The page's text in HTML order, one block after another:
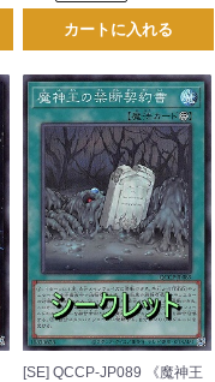
カートに入れる
[SE] QCCP-JP089 《魔神王